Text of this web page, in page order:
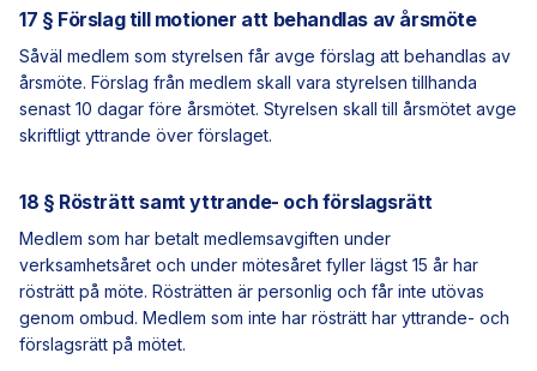
17 § Förslag till motioner att behandlas av årsmöte
Såväl medlem som styrelsen får avge förslag att behandlas av
årsmöte. Förslag från medlem skall vara styrelsen tillhanda
senast 10 dagar före årsmötet. Styrelsen skall till årsmötet avge
skriftligt yttrande över förslaget.
18 § Rösträtt samt yttrande- och förslagsrätt
Medlem som har betalt medlemsavgiften under
verksamhetsåret och under mötesåret fyller lägst 15 år har
rösträtt på möte. Rösträtten är personlig och får inte utövas
genom ombud. Medlem som inte har rösträtt har yttrande- och
förslagsrätt på mötet.